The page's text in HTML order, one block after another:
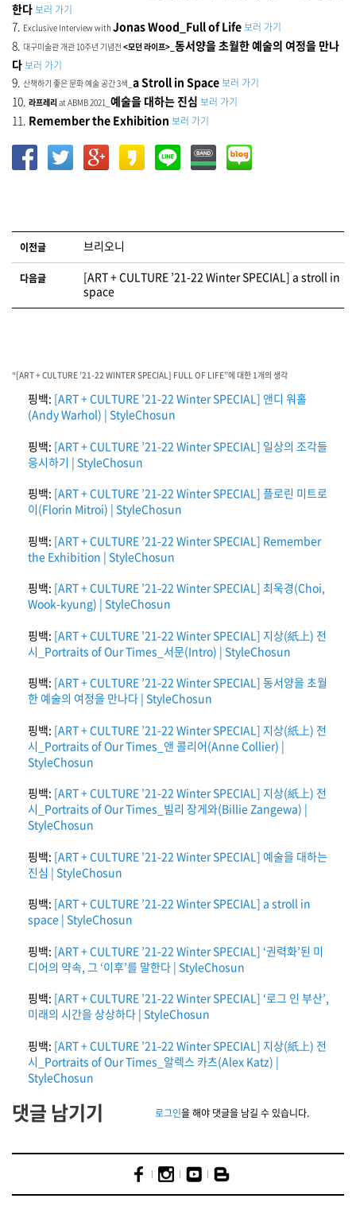
한다보러 가기
7. Exclusive Interview with Jonas Wood_Full of Life보러 가기
8. 대구미술관 개관 10주년 기념전 <모던 라이프>_ 동서양을 초월한 예술의 여정을 만나
다보러 가기
9. 산책하기 좋은 문화 예술 공간 3색_ a Stroll in Space보러 가기
10. 라프레리 at ABMB 2021_ 예술을 대하는 진심 보러 가기
11. Remember the Exhibition 보러 가기
글 네비게이션
이전글 브리오니
다음글
[ART + CULTURE ’21-22 Winter SPECIAL] a stroll in
space
“[ART + CULTURE ’21-22 WINTER SPECIAL] FULL OF LIFE”에 대한 1개의 생각
핑백: [ART + CULTURE ’21-22 Winter SPECIAL] 앤디 워홀
(Andy Warhol) | StyleChosun
핑백: [ART + CULTURE ’21-22 Winter SPECIAL] 일상의 조각들
응시하기 | StyleChosun
핑백: [ART + CULTURE ’21-22 Winter SPECIAL] 플로린 미트로
이(Florin Mitroi) | StyleChosun
핑백: [ART + CULTURE ’21-22 Winter SPECIAL] Remember
the Exhibition | StyleChosun
핑백: [ART + CULTURE ’21-22 Winter SPECIAL] 최욱경(Choi,
Wook-kyung) | StyleChosun
핑백: [ART + CULTURE ’21-22 Winter SPECIAL] 지상(紙上) 전
시_Portraits of Our Times_서문(Intro) | StyleChosun
핑백: [ART + CULTURE ’21-22 Winter SPECIAL] 동서양을 초월
한 예술의 여정을 만나다 | StyleChosun
핑백: [ART + CULTURE ’21-22 Winter SPECIAL] 지상(紙上) 전
시_Portraits of Our Times_앤 콜리어(Anne Collier) |
StyleChosun
핑백: [ART + CULTURE ’21-22 Winter SPECIAL] 지상(紙上) 전
시_Portraits of Our Times_빌리 장게와(Billie Zangewa) |
StyleChosun
핑백: [ART + CULTURE ’21-22 Winter SPECIAL] 예술을 대하는
진심 | StyleChosun
핑백: [ART + CULTURE ’21-22 Winter SPECIAL] a stroll in
space | StyleChosun
핑백: [ART + CULTURE ’21-22 Winter SPECIAL] ‘권력화’된 미
디어의 약속, 그 ‘이후’를 말한다 | StyleChosun
핑백: [ART + CULTURE ’21-22 Winter SPECIAL] ‘로그 인 부산’,
미래의 시간을 상상하다 | StyleChosun
핑백: [ART + CULTURE ’21-22 Winter SPECIAL] 지상(紙上) 전
시_Portraits of Our Times_알렉스 카츠(Alex Katz) |
StyleChosun
댓글 남기기 로그인을 해야 댓글을 남길 수 있습니다.